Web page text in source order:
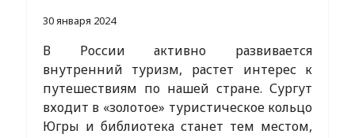
30 января 2024
В России активно развивается
внутренний туризм, растет интерес к
путешествиям по нашей стране. Сургут
входит в «золотое» туристическое кольцо
Югры и библиотека станет тем местом,